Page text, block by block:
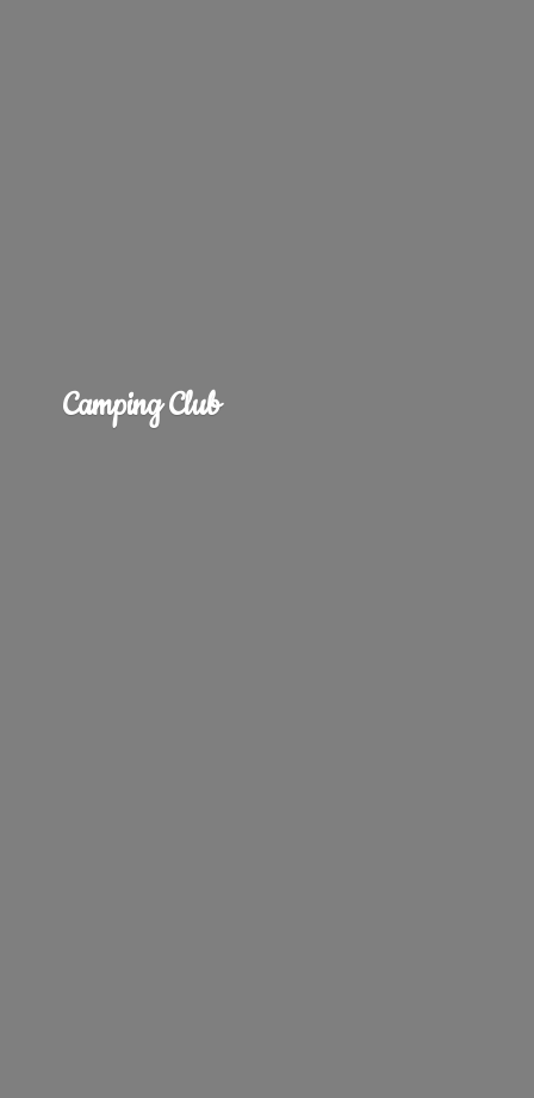
Camping Club